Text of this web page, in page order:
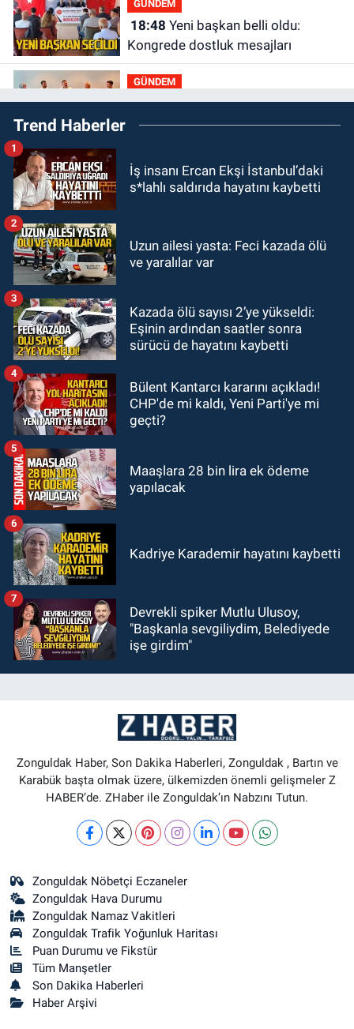
GÜNDEM
18:48
Kongrede dostluk mesajları
GÜNDEM
18:36AK Parti teşkilatları
toplanarak istişarede bulundu
18:18Gurbetçi Elmaslar
Zonguldakspor’a destek oldu
17:17Zonguldakspor’dan Süper
SİYASET
16:50
anahtarları teslim edildi.
Trend Haberler
İş insanı Ercan Ekşi İstanbul’daki
s*lahlı saldırıda hayatını kaybetti
1
Uzun ailesi yasta: Feci kazada ölü
ve yaralılar var
2
Kazada ölü sayısı 2’ye yükseldi:
Eşinin ardından saatler sonra
sürücü de hayatını kaybetti
3
Bülent Kantarcı kararını açıkladı!
CHP'de mi kaldı, Yeni Parti'ye mi
geçti?
4
Maaşlara 28 bin lira ek ödeme
yapılacak
5
Kadriye Karademir hayatını kaybetti
6
Devrekli spiker Mutlu Ulusoy,
"Başkanla sevgiliydim, Belediyede
işe girdim"
7
Zonguldak Haber, Son Dakika Haberleri, Zonguldak , Bartın ve
Karabük başta olmak üzere, ülkemizden önemli gelişmeler Z
HABER’de. ZHaber ile Zonguldak’ın Nabzını Tutun.
Zonguldak Nöbetçi Eczaneler
Zonguldak Hava Durumu
Zonguldak Namaz Vakitleri
Zonguldak Trafik Yoğunluk Haritası
Puan Durumu ve Fikstür
Tüm Manşetler
Son Dakika Haberleri
Haber Arşivi